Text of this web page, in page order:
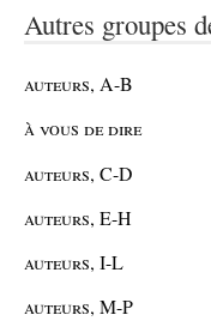
Autres groupes
auteurs, A-B
à vous de dire
auteurs, C-D
auteurs, E-H
auteurs, I-L
auteurs, M-P